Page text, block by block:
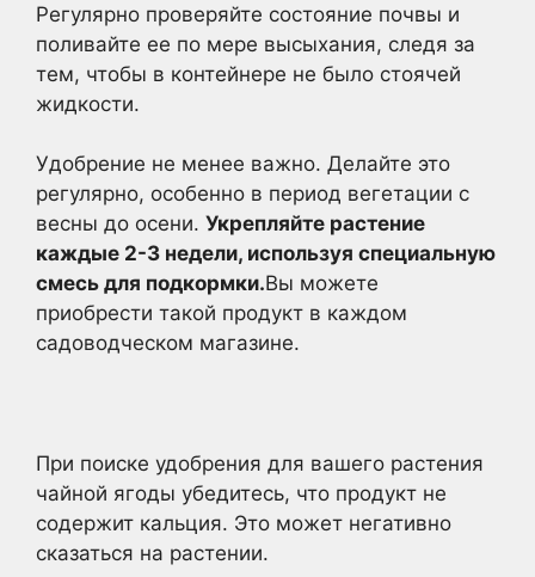
Регулярно проверяйте состояние почвы и
поливайте ее по мере высыхания, следя за
тем, чтобы в контейнере не было стоячей
жидкости.
Удобрение не менее важно. Делайте это
регулярно, особенно в период вегетации с
весны до осени. Укрепляйте растение
каждые 2-3 недели, используя специальную
смесь для подкормки.Вы можете
приобрести такой продукт в каждом
садоводческом магазине.
При поиске удобрения для вашего растения
чайной ягоды убедитесь, что продукт не
содержит кальция. Это может негативно
сказаться на растении.